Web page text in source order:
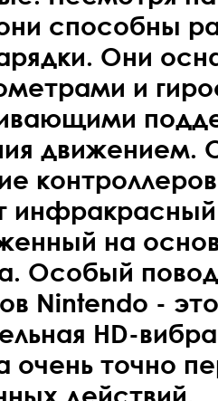
способны
Они
и
движением.
инфракрасный
на
Особый повод
Nintendo -
HD-
очень точно
действий.